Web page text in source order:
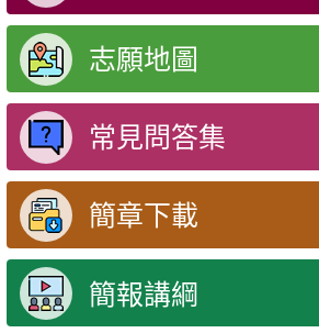
志願地圖
常見問答集
簡章下載
簡報講綱